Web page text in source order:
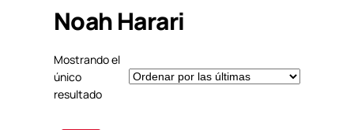
Noah Harari
Mostrando el
único
resultado